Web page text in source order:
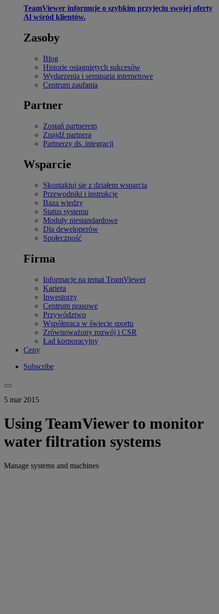
TeamViewer informuje o szybkim przyjęciu swojej oferty
Al wśród klientów.
Zasoby
Blog
Historie osiągniętych sukcesów
Wydarzenia i seminaria internetowe
Centrum zaufania
Partner
Zostań partnerem
Znajdź partnera
Partnerzy ds. integracji
Wsparcie
Skontaktuj się z działem wsparcia
Przewodniki i instrukcje
Baza wiedzy
Status systemu
Moduły niestandardowe
Dla deweloperów
Społeczność
Firma
Informacje na temat TeamViewer
Kariera
Inwestorzy
Centrum prasowe
Przywództwo
Współpraca w świecie sportu
Zrównoważony rozwój i CSR
Ład korporacyjny
Ceny
Subscribe
5 mar 2015
Using TeamViewer to monitor
water filtration systems
Manage systems and machines